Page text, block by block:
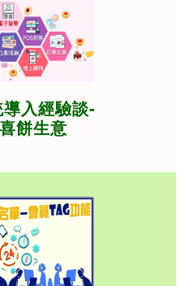
入經驗談-
餅生意